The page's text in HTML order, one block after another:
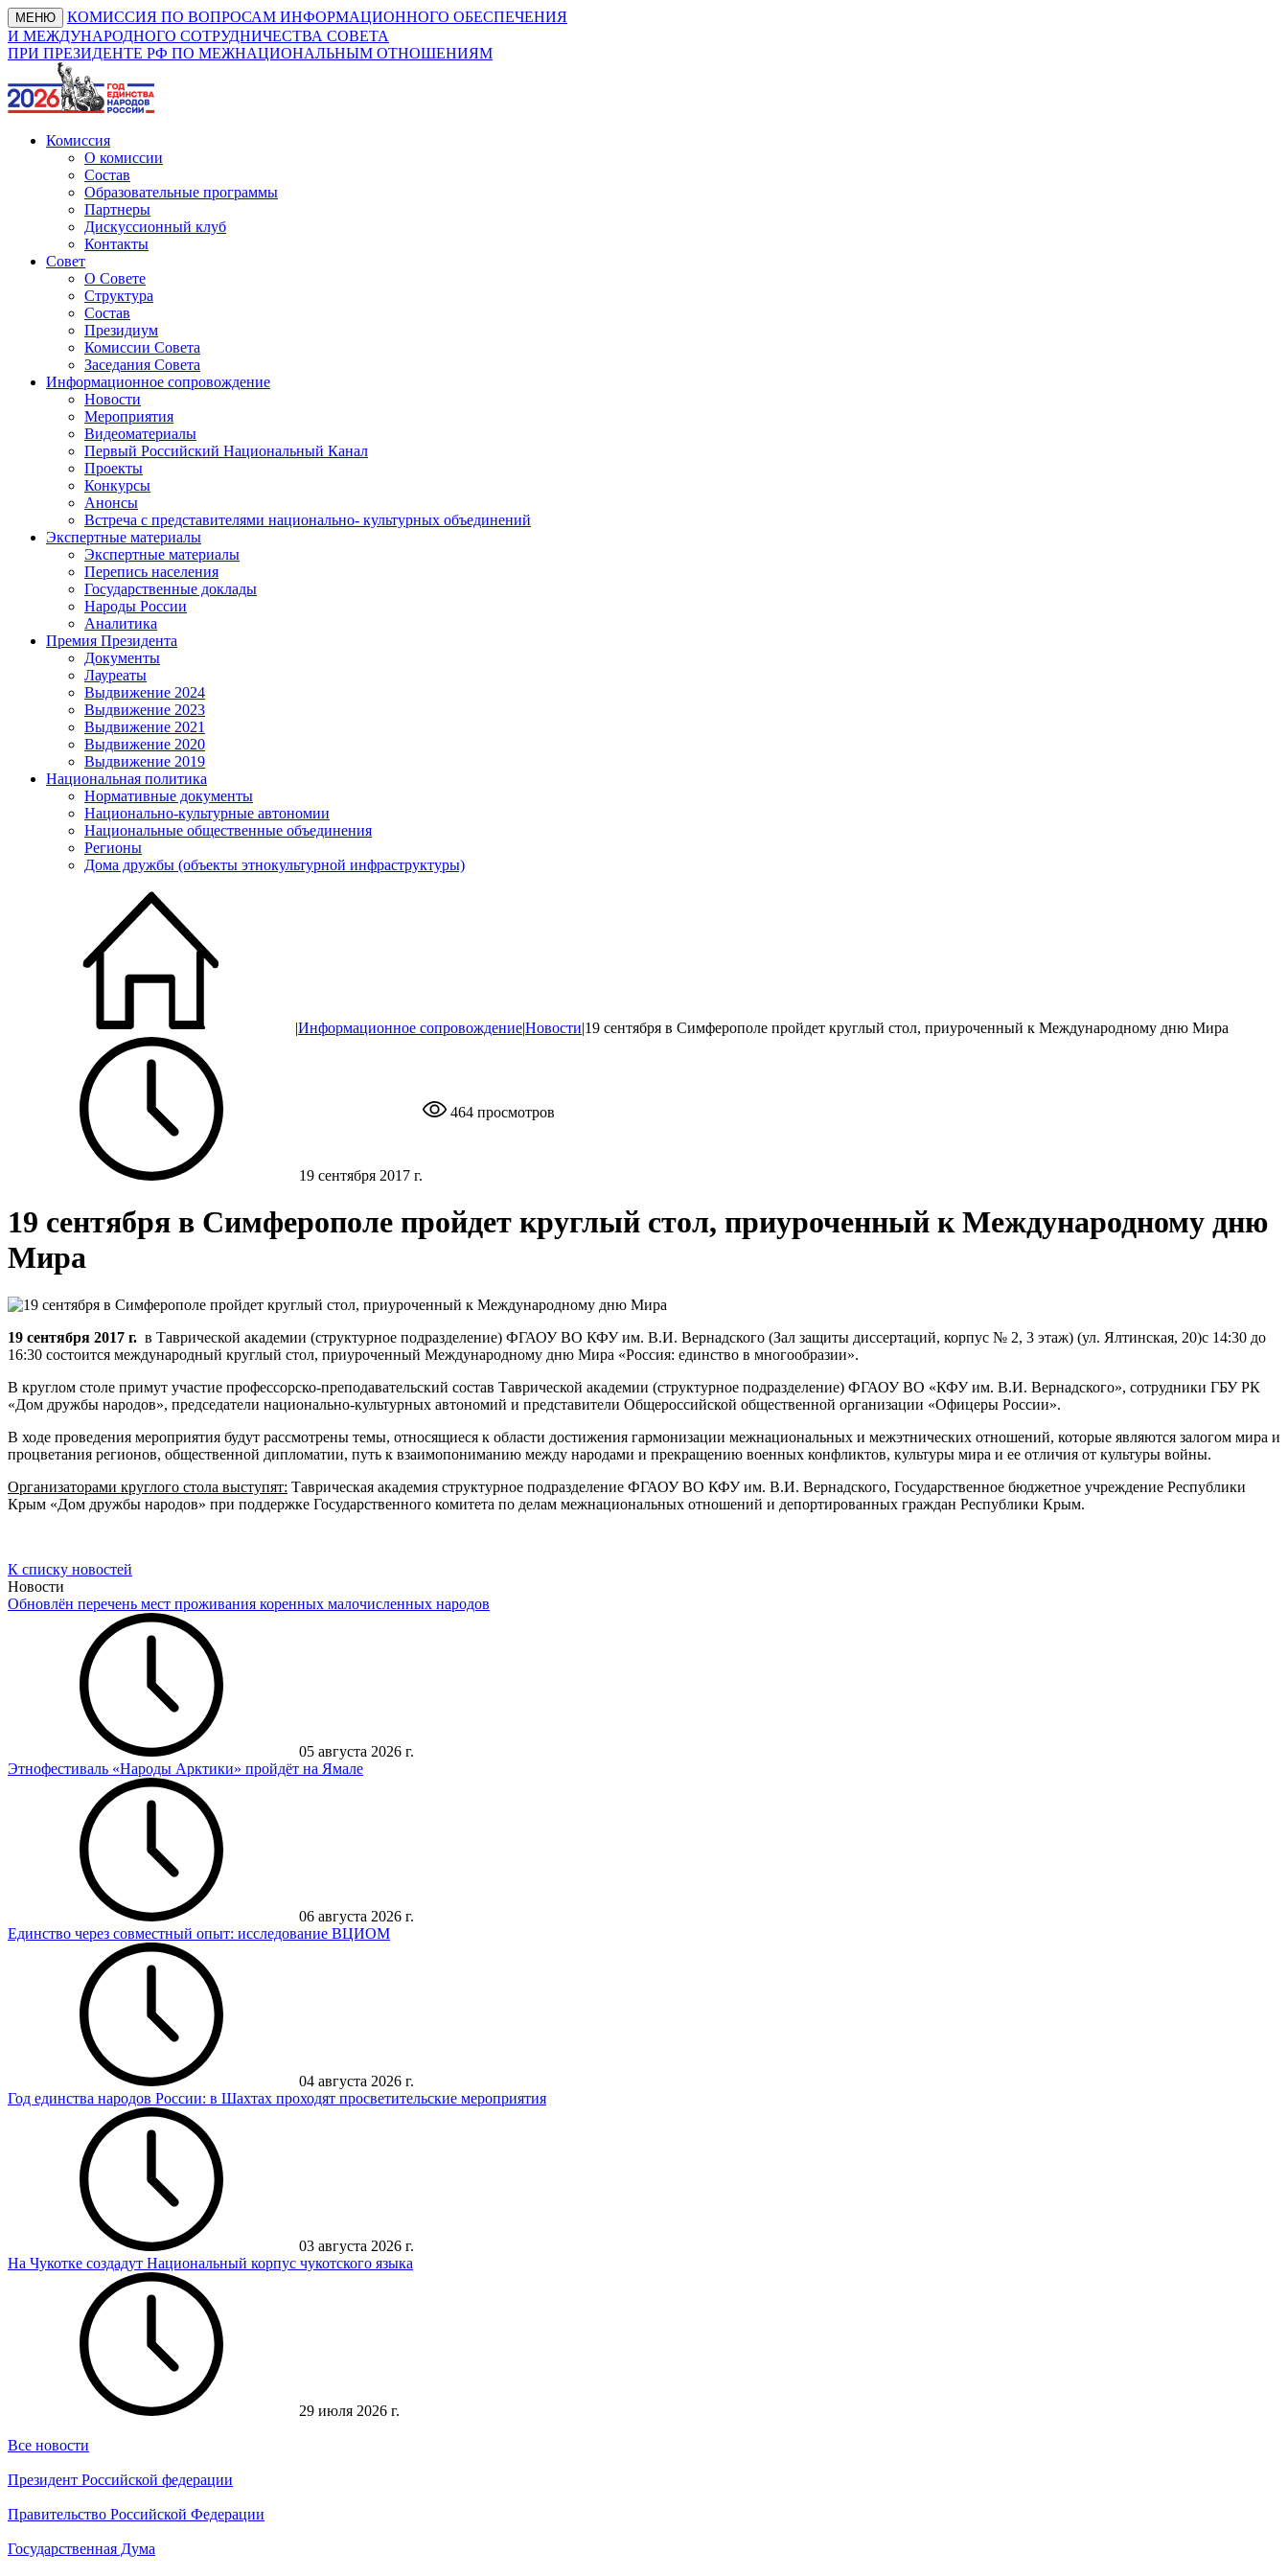
МЕНЮ
КОМИССИЯ ПО ВОПРОСАМ ИНФОРМАЦИОННОГО ОБЕСПЕЧЕНИЯ
И МЕЖДУНАРОДНОГО СОТРУДНИЧЕСТВА СОВЕТА
ПРИ ПРЕЗИДЕНТЕ РФ ПО МЕЖНАЦИОНАЛЬНЫМ ОТНОШЕНИЯМ
Комиссия
О комиссии
Состав
Образовательные программы
Партнеры
Дискуссионный клуб
Контакты
Совет
О Совете
Структура
Состав
Президиум
Комиссии Совета
Заседания Совета
Информационное сопровождение
Новости
Мероприятия
Видеоматериалы
Первый Российский Национальный Канал
Проекты
Конкурсы
Анонсы
Встреча с представителями национально- культурных объединений
Экспертные материалы
Экспертные материалы
Перепись населения
Государственные доклады
Народы России
Аналитика
Премия Президента
Документы
Лауреаты
Выдвижение 2024
Выдвижение 2023
Выдвижение 2021
Выдвижение 2020
Выдвижение 2019
Национальная политика
Нормативные документы
Национально-культурные автономии
Национальные общественные объединения
Регионы
Дома дружбы (объекты этнокультурной инфраструктуры)
|Информационное сопровождение|Новости|19 сентября в Симферополе пройдет круглый стол, приуроченный к Международному дню Мира
19 сентября 2017 г.
464 просмотров
19 сентября в Симферополе пройдет круглый стол, приуроченный к Международному дню
Мира
19 сентября 2017 г. в Таврической академии (структурное подразделение) ФГАОУ ВО КФУ им. В.И. Вернадского (Зал защиты диссертаций, корпус № 2, 3 этаж) (ул. Ялтинская, 20)с 14:30 до
16:30 состоится международный круглый стол, приуроченный Международному дню Мира «Россия: единство в многообразии».
В круглом столе примут участие профессорско-преподавательский состав Таврической академии (структурное подразделение) ФГАОУ ВО «КФУ им. В.И. Вернадского», сотрудники ГБУ РК
«Дом дружбы народов», председатели национально-культурных автономий и представители Общероссийской общественной организации «Офицеры России».
В ходе проведения мероприятия будут рассмотрены темы, относящиеся к области достижения гармонизации межнациональных и межэтнических отношений, которые являются залогом мира и
процветания регионов, общественной дипломатии, путь к взаимопониманию между народами и прекращению военных конфликтов, культуры мира и ее отличия от культуры войны.
Организаторами круглого стола выступят: Таврическая академия структурное подразделение ФГАОУ ВО КФУ им. В.И. Вернадского, Государственное бюджетное учреждение Республики
Крым «Дом дружбы народов» при поддержке Государственного комитета по делам межнациональных отношений и депортированных граждан Республики Крым.
К списку новостей
Новости
Обновлён перечень мест проживания коренных малочисленных народов
05 августа 2026 г.
Этнофестиваль «Народы Арктики» пройдёт на Ямале
06 августа 2026 г.
Единство через совместный опыт: исследование ВЦИОМ
04 августа 2026 г.
Год единства народов России: в Шахтах проходят просветительские мероприятия
03 августа 2026 г.
На Чукотке создадут Национальный корпус чукотского языка
29 июля 2026 г.
Все новости
Президент Российской федерации
Правительство Российской Федерации
Государственная Дума